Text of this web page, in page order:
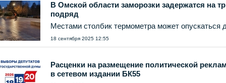
В Омской области заморозки задержатся на
подряд
Местами столбик термометра может опускаться
18 сентября 2025 12:55
Расценки на размещение политической
в сетевом издании БК55